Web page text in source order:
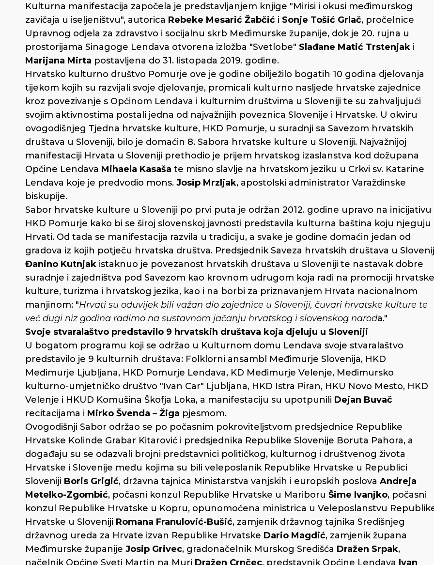
Kulturna manifestacija započela je predstavljanjem knjige "Mirisi i okusi međimurskog
zavičaja u iseljeništvu", autorica Rebeke Mesarić Žabčić i Sonje Tošić Grlač, pročelnice
Upravnog odjela za zdravstvo i socijalnu skrb Međimurske županije, dok je 20. rujna u
prostorijama Sinagoge Lendava otvorena izložba "Svetlobe" Slađane Matić Trstenjak i
Marijana Mirta postavljena do 31. listopada 2019. godine.
Hrvatsko kulturno društvo Pomurje ove je godine obilježilo bogatih 10 godina djelovanja
tijekom kojih su razvijali svoje djelovanje, promicali kulturno nasljeđe hrvatske zajednice
kroz povezivanje s Općinom Lendava i kulturnim društvima u Sloveniji te su zahvaljujući
svojim aktivnostima postali jedna od najvažnijih poveznica Slovenije i Hrvatske. U okviru
ovogodišnjeg Tjedna hrvatske kulture, HKD Pomurje, u suradnji sa Savezom hrvatskih
društava u Sloveniji, bilo je domaćin 8. Sabora hrvatske kulture u Sloveniji. Najvažnijoj
manifestaciji Hrvata u Sloveniji prethodio je prijem hrvatskog izaslanstva kod dožupana
Općine Lendava Mihaela Kasaša te misno slavlje na hrvatskom jeziku u Crkvi sv. Katarine
Lendava koje je predvodio mons. Josip Mrzljak, apostolski administrator Varaždinske
biskupije.
Sabor hrvatske kulture u Sloveniji po prvi puta je održan 2012. godine upravo na inicijativu
HKD Pomurje kako bi se široj slovenskoj javnosti predstavila kulturna baština koju njeguju
Hrvati. Od tada se manifestacija razvila u tradiciju, a svake je godine domaćin jedan od
gradova iz kojih potječu hrvatska društva. Predsjednik Saveza hrvatskih društava u
Đanino Kutnjak istaknuo je povezanost hrvatskih društava u Sloveniji te nastavak dobre
suradnje i zajedništva pod Savezom kao krovnom udrugom koja radi na promociji hrvatske
kulture, turizma i hrvatskog jezika, kao i na borbi za priznavanjem Hrvata nacionalnom
manjinom: "Hrvati su oduvijek bili važan dio zajednice u Sloveniji, čuvari hrvatske kulture te
već dugi niz godina radimo na sustavnom jačanju hrvatskog i slovenskog naroda."
Svoje stvaralaštvo predstavilo 9 hrvatskih društava koja djeluju u Sloveniji
U bogatom programu koji se održao u Kulturnom domu Lendava svoje stvaralaštvo
predstavilo je 9 kulturnih društava: Folklorni ansambl Međimurje Slovenija, HKD
Međimurje Ljubljana, HKD Pomurje Lendava, KD Međimurje Velenje, Međimursko
kulturno-umjetničko društvo "Ivan Car" Ljubljana, HKD Istra Piran, HKU Novo Mesto, HKD
Velenje i HKUD Komušina Škofja Loka, a manifestaciju su upotpunili Dejan Buvač
recitacijama i Mirko Švenda – Žiga pjesmom.
Ovogodišnji Sabor održao se po počasnim pokroviteljstvom predsjednice Republike
Hrvatske Kolinde Grabar Kitarović i predsjednika Republike Slovenije Boruta Pahora, a
događaju su se odazvali brojni predstavnici političkog, kulturnog i društvenog života
Hrvatske i Slovenije među kojima su bili veleposlanik Republike Hrvatske u Republici
Sloveniji Boris Grigić, državna tajnica Ministarstva vanjskih i europskih poslova Andreja
Metelko-Zgombić, počasni konzul Republike Hrvatske u Mariboru Šime Ivanjko, počasni
konzul Republike Hrvatske u Kopru, opunomoćena ministrica u Veleposlanstvu
Hrvatske u Sloveniji Romana Franulović-Bušić, zamjenik državnog tajnika Središnjeg
državnog ureda za Hrvate izvan Republike Hrvatske Dario Magdić, zamjenik župana
Međimurske županije Josip Grivec, gradonačelnik Murskog Središća Dražen Srpak,
načelnik Općine Sveti Martin na Muri Dražen Crnčec, predstavnik Općine Lendava Ivan